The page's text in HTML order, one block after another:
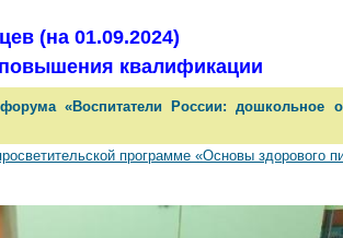
(на 01.09.2024)
квалификации
«Воспитатели России: дошкольное
программе «Основы здорового